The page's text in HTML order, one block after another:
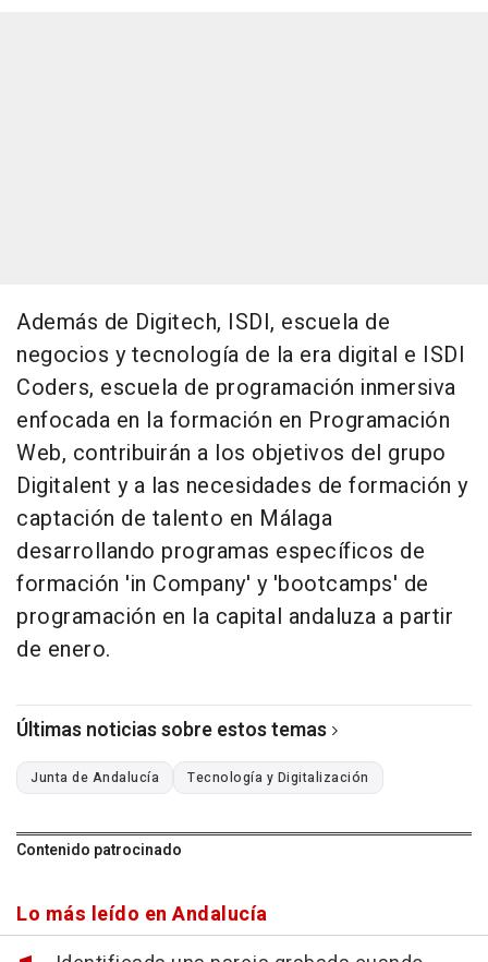
Además de Digitech, ISDI, escuela de
negocios y tecnología de la era digital e ISDI
Coders, escuela de programación inmersiva
enfocada en la formación en Programación
Web, contribuirán a los objetivos del grupo
Digitalent y a las necesidades de formación y
captación de talento en Málaga
desarrollando programas específicos de
formación 'in Company' y 'bootcamps' de
programación en la capital andaluza a partir
de enero.
Últimas noticias sobre estos temas
Junta de Andalucía Tecnología y Digitalización
Contenido patrocinado
Lo más leído en Andalucía